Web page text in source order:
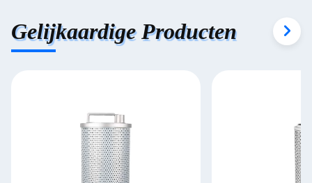
Gelijkaardige Producten